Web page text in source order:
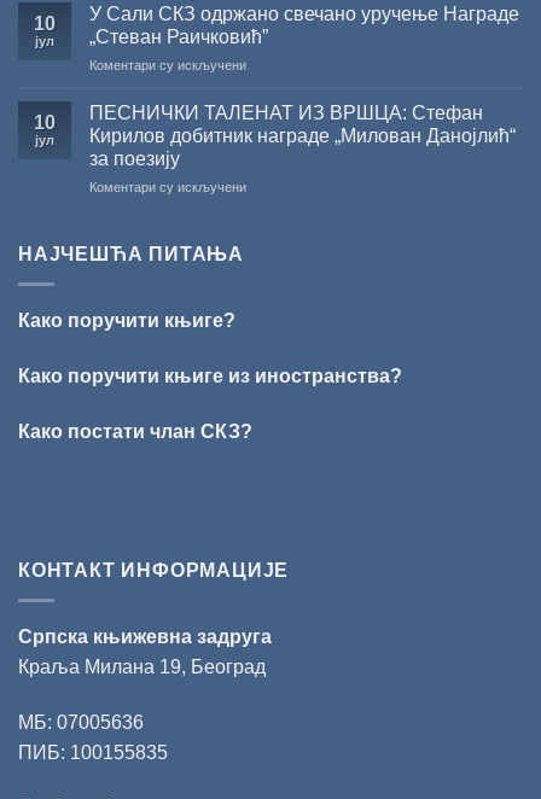
на
српском
2026.
ГОДИНУ
СНИЖЕЊЕ
10
јул
У Сали СКЗ одржано свечано уручење Награде
„Стеван Раичковић”
Коментари су искљученина
Сали
одржано
уручење
10
јул
ПЕСНИЧКИ ТАЛЕНАТ ИЗ ВРШЦА: Стефан
Кирилов добитник награде „Милован Данојлић“
за поезију
Коментари су искљученина
„Милован
поезију
НАЈЧЕШЋА ПИТАЊА
Како поручити књиге?
Како поручити књиге из иностранства?
Како постати члан СКЗ?
КОНТАКТ ИНФОРМАЦИЈЕ
Српска књижевна задруга
Краља Милана 19, Београд
МБ: 07005636
ПИБ: 100155835